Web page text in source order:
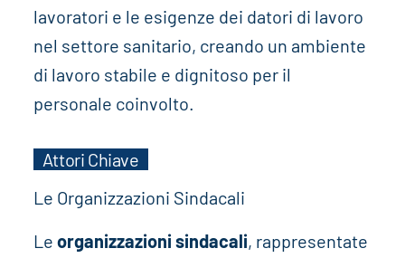
lavoratori e le esigenze dei datori di lavoro
nel settore sanitario, creando un ambiente
di lavoro stabile e dignitoso per il
personale coinvolto.
Attori Chiave
Le Organizzazioni Sindacali
Le organizzazioni sindacali, rappresentate